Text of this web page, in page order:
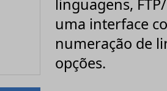
linguagens,
uma interface
numeração de
opções.